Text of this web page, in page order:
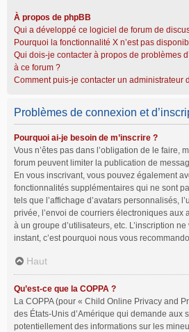
À propos de phpBB
Qui a développé ce logiciel de forum de
Pourquoi la fonctionnalité X n’est pas
Qui dois-je contacter à propos de problèmes
à ce forum ?
Comment puis-je contacter un administrateur
Problèmes de connexion et
Pourquoi ai-je besoin de m’inscrire ?
Vous n’êtes pas dans l’obligation de le faire,
forum peuvent limiter la publication de
En vous inscrivant, vous pouvez également
fonctionnalités supplémentaires qui ne sont
tels que l’affichage d’avatars personnalisés,
privée, l’envoi de courriers électroniques aux
à un groupe d’utilisateurs, etc. L’inscription
instant, c’est pourquoi nous vous
Haut
Qu’est-ce que la COPPA ?
La COPPA (pour « Child Online Privacy and
des États-Unis d’Amérique qui demande aux
potentiellement des informations sur les